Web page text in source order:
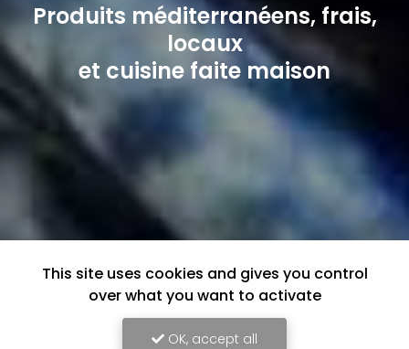
Produits méditerranéens, frais,
locaux
et cuisine faite maison
This site uses cookies and gives you control
over what you want to activate
OK, accept all